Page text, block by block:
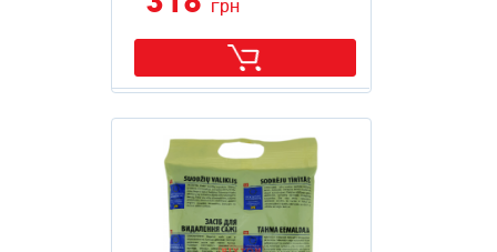
грн
Розфасовка: .